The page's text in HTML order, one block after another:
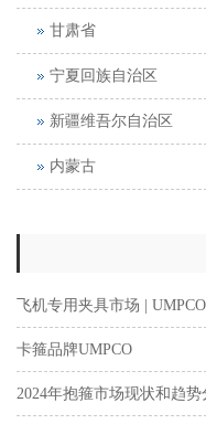
甘肃省
宁夏回族自治区
新疆维吾尔自治区
内蒙古
飞机专用夹具市场 |
卡箍品牌UMPCO
2024年抱箍市场现状和趋势